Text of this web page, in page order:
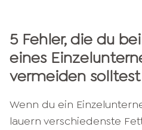
5 Fehler, die du
eines
vermeiden solltest
Wenn du ein
lauern verschiedenste